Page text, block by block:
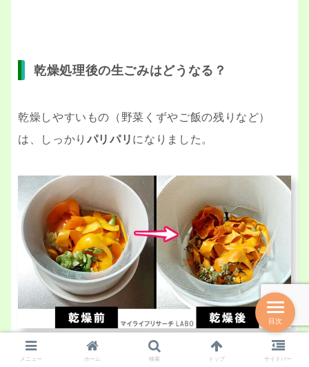
乾燥処理後の生ごみはどうなる？
乾燥しやすいもの（野菜くずやご飯の残りなど）
は、しっかり パリパリ になりました。
メニュー ホーム 検索 トップ サイドバー
目次